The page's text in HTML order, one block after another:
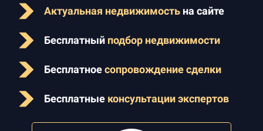
Актуальная недвижимость на сайте
Бесплатный подбор недвижимости
Бесплатноесопровождение сделки
Бесплатные консультации экспертов